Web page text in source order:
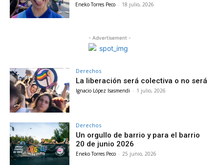
Eneko Torres Peco - 18 julio, 2026
- Advertisement -
Derechos
La liberación será colectiva o no será
Ignacio López Isasmendi - 1 julio, 2026
Derechos
Un orgullo de barrio y para el barrio
20 de junio 2026
Eneko Torres Peco - 25 junio, 2026